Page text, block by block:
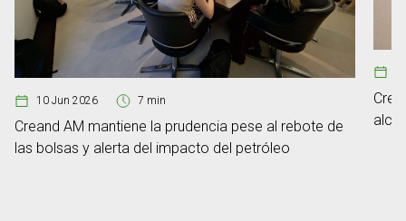
10 Jun 2026 7 min
Creand AM mantiene la prudencia pese al rebote de
las bolsas y alerta del impacto del petróleo